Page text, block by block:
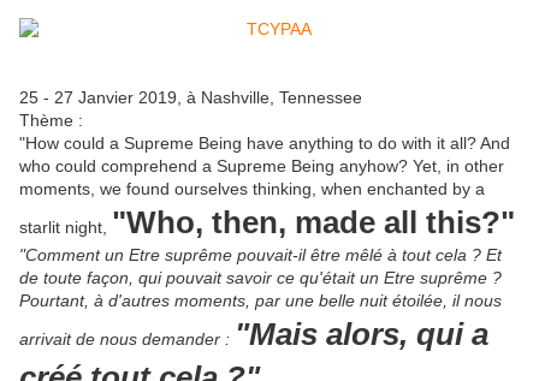
25 - 27 Janvier 2019, à Nashville, Tennessee
Thème :
"How could a Supreme Being have anything to do with it all? And
who could comprehend a Supreme Being anyhow? Yet, in other
moments, we found ourselves thinking, when enchanted by a
starlit night, "Who, then, made all this?"
"Comment un Etre suprême pouvait-il être mêlé à tout cela ? Et
de toute façon, qui pouvait savoir ce qu'était un Etre suprême ?
Pourtant, à d'autres moments, par une belle nuit étoilée, il nous
arrivait de nous demander : "Mais alors, qui a